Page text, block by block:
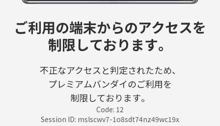
ご利用の端末からのアクセスを
制限しております。
不正なアクセスと判定されたため、
プレミアムバンダイのご利用を
制限しております。
Code: 12
Session ID: mslscwv7-1o8sdt74nz49wc19x